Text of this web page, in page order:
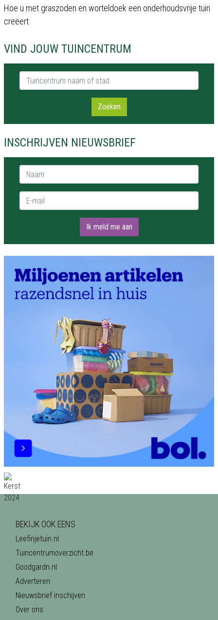
Hoe u met graszoden en worteldoek een onderhoudsvrije tuin
creëert
VIND JOUW TUINCENTRUM
Tuincentrum naam of stad
Zoeken
INSCHRIJVEN NIEUWSBRIEF
Naam *
E-mail *
Ik meld me aan
BEKIJK OOK EENS
Leefinjetuin.nl
Tuincentrumoverzicht.be
Goodgardn.nl
Adverteren
Nieuwsbrief inschijven
Over ons